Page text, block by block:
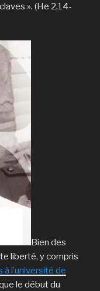
». (He 2,14-
Bien des
liberté, y compris
à l’université de
le début du